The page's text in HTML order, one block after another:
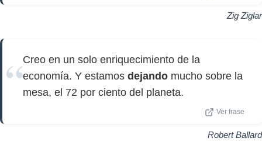
Zig Ziglar
Creo en un solo enriquecimiento de la
economía. Y estamos dejando mucho sobre la
mesa, el 72 por ciento del planeta.
Ver frase
Robert Ballard